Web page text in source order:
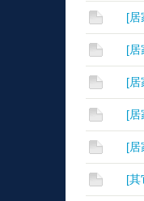
[居
[居
[居
[居
[居
[其